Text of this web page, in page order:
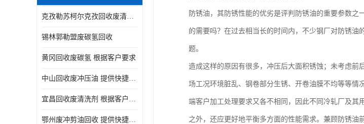
克孜勒苏柯尔克孜回收废清洗剂
锡林郭勒盟废碳氢回收
黄冈回收废碳氢 根据客户要求
中山回收废冲压油 提供快捷上门处理
宜昌回收废清洗剂 根据客户要求
鄂州废冲剪油回收 提供快捷上门处理
防锈油，其防锈性能的优劣是评判防锈油的重要参数
的需要吗？在过去相当长的时间内，不少钢厂对防锈油
题。
造成这样的原因有很多，冲压后大面积锈蚀；未考虑
场工况环境脏乱、钢卷部分生锈、开卷油膜不均等等
端客户加工处理要求又各不相同，因此不同冷轧厂及
之外，还应更好地平衡多方面的性能需求。兼顾防锈